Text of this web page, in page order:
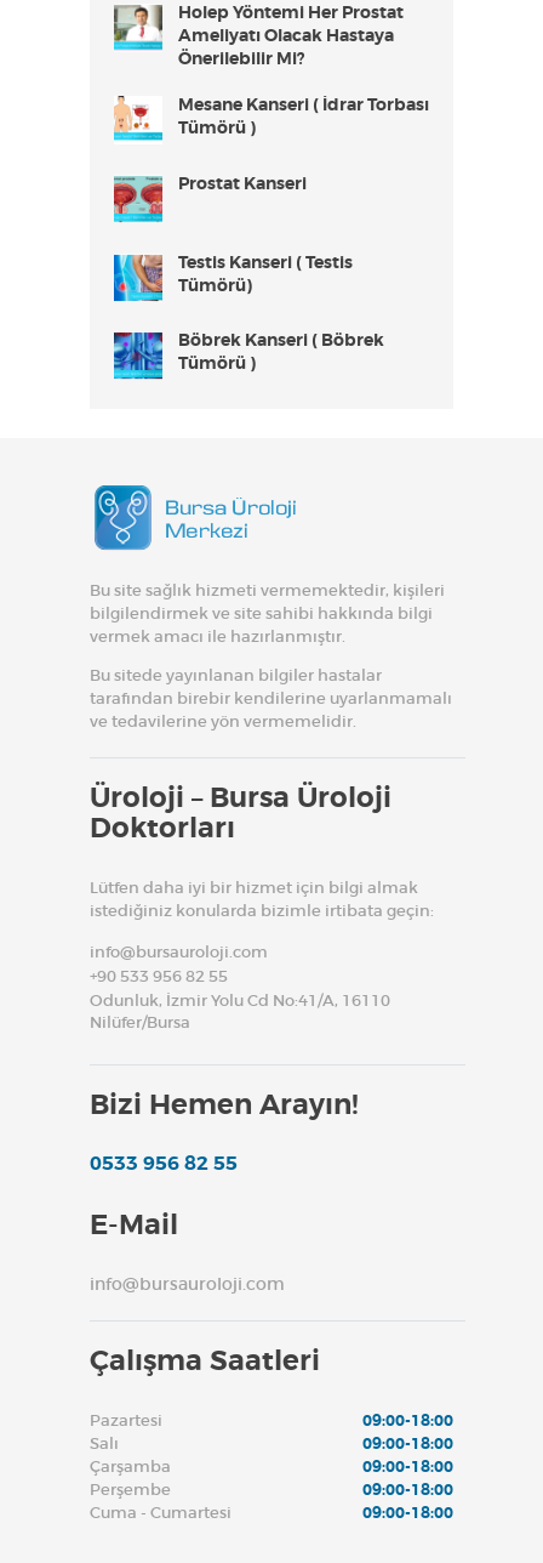
Holep Yöntemi Her Prostat
Ameliyatı Olacak Hastaya
Önerilebilir Mi?
Mesane Kanseri ( İdrar Torbası
Tümörü )
Prostat Kanseri
Testis Kanseri ( Testis
Tümörü)
Böbrek Kanseri ( Böbrek
Tümörü )
Bu site sağlık hizmeti vermemektedir, kişileri
bilgilendirmek ve site sahibi hakkında bilgi
vermek amacı ile hazırlanmıştır.
Bu sitede yayınlanan bilgiler hastalar
tarafından birebir kendilerine uyarlanmamalı
ve tedavilerine yön vermemelidir.
Üroloji – Bursa Üroloji
Doktorları
Lütfen daha iyi bir hizmet için bilgi almak
istediğiniz konularda bizimle irtibata geçin:
info@bursauroloji.com
+90 533 956 82 55
Odunluk, İzmir Yolu Cd No:41/A, 16110
Nilüfer/Bursa
Bizi Hemen Arayın!
0533 956 82 55
E-Mail
info@bursauroloji.com
Çalışma Saatleri
Pazartesi
09:00-18:00
Salı
09:00-18:00
Çarşamba
09:00-18:00
Perşembe
09:00-18:00
Cuma - Cumartesi
09:00-18:00